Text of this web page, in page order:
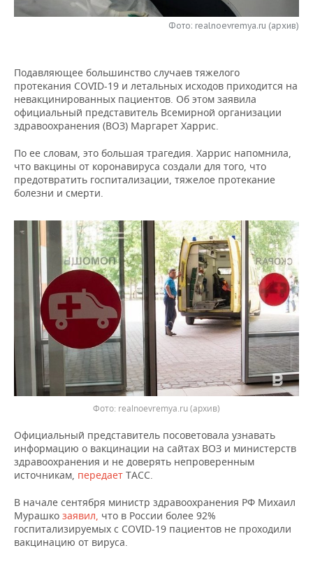
НЕФТЬ
ЭНЕРГЕТИКА
ТЕЛЕКОММУНИКАЦИИ
БИЗНЕС-БРАНЧИ
ONLINE-КОНФЕРЕНЦИИ
ОТКРЫТАЯ ЛЕКЦИЯ
ФУТБОЛ
ХОККЕЙ
БАСКЕТБОЛ
ВОЛЕЙБОЛ
КИБЕРСПОРТ
ФИГУРНОЕ КАТАНИЕ
ВОДНЫЕ ВИДЫ СПОРТА
ХОККЕЙ С МЯЧОМ
НОВОСТИ ОБЩЕСТВА
ВЛАСТЬ
ИНФРАСТРУКТУРА
ИСТОРИЯ
КУЛЬТУРА
МЕДИЦИНА
ОБРАЗОВАНИЕ
ПРОИСШЕСТВИЯ
ФОТОГАЛЕРЕЯ
СЮЖЕТЫ
СПРАВОЧНИК
СПИСОК ПЕРСОН
СПИСОК КОМПАНИЙ
ПОЛНАЯ ВЕРСИЯ
Фото: realnoevremya.ru (архив)
Подавляющее большинство случаев тяжелого
протекания COVID-19 и летальных исходов приходится на
невакцинированных пациентов. Об этом заявила
официальный представитель Всемирной организации
здравоохранения (ВОЗ) Маргарет Харрис.
По ее словам, это большая трагедия. Харрис напомнила,
что вакцины от коронавируса создали для того, что
предотвратить госпитализации, тяжелое протекание
болезни и смерти.
Фото: realnoevremya.ru (архив)
Официальный представитель посоветовала узнавать
информацию о вакцинации на сайтах ВОЗ и министерств
здравоохранения и не доверять непроверенным
источникам, передает ТАСС.
В начале сентября министр здравоохранения РФ Михаил
Мурашко заявил, что в России более 92%
госпитализируемых с COVID-19 пациентов не проходили
вакцинацию от вируса.